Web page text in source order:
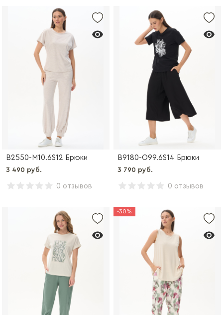
B2550-M10.6S12 Брюки
3 490 руб.
0 отзывов
B9180-O99.6S14 Брюки
3 790 руб.
0 отзывов
-30%